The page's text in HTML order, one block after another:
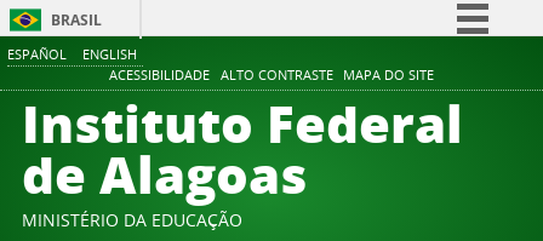
ESPAÑOL ENGLISH
ACESSIBILIDADE ALTO CONTRASTE MAPA DO SITE
BRASIL
Comunica BR
Participe
Instituto Federal
de Alagoas
MINISTÉRIO DA EDUCAÇÃO